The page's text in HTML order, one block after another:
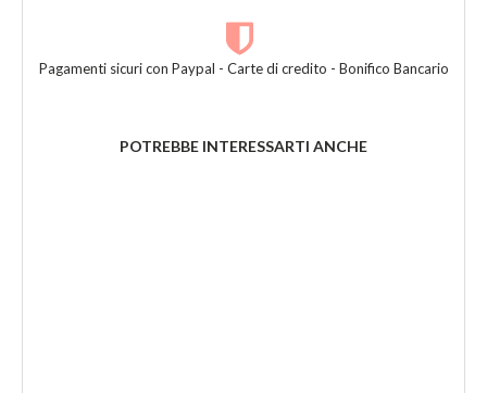
Pagamenti sicuri con Paypal - Carte di credito - Bonifico Bancario
POTREBBE INTERESSARTI ANCHE